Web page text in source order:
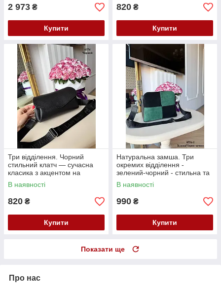
2 973 ₴
Купити
820 ₴
Купити
Три відділення. Чорний
стильний клатч — сучасна
класика з акцентом на
комфорт, стиль і практичність
(0574)
В наявності
820 ₴
Купити
Натуральна замша. Три
окремих відділення -
зелений-чорний - стильна та
елегантна сумочка (0554-1)
В наявності
990 ₴
Купити
Показати ще
Про нас